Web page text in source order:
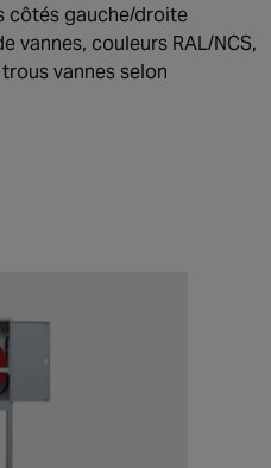
côtés gauche/droite
vannes, couleurs RAL/NCS,
vannes selon